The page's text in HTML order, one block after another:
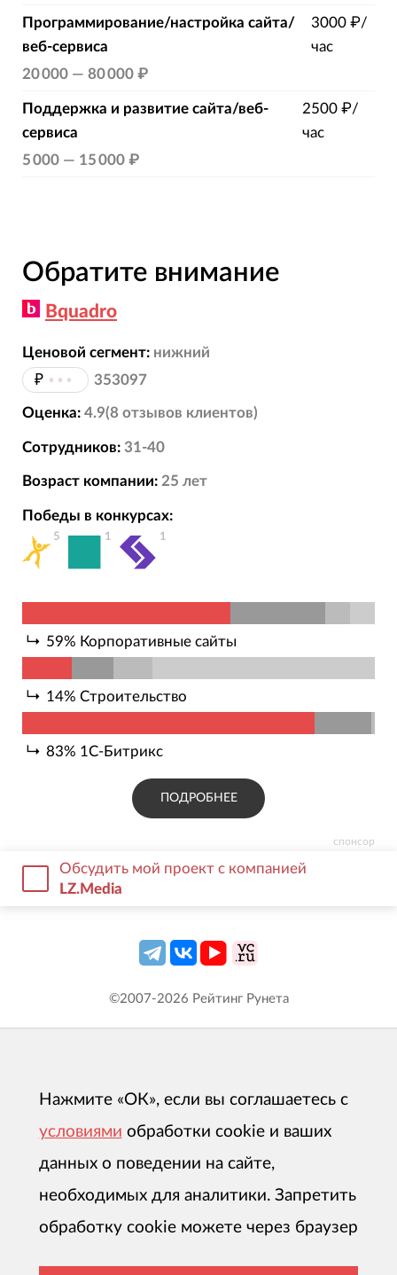
Программирование/настройка сайта/
веб-сервиса
3000 ₽/
час
20 000— 80 000 ₽
Поддержка и развитие сайта/веб-
сервиса
2500 ₽/
час
5 000— 15 000 ₽
спонсор
Обратите внимание
Bquadro
Ценовой сегмент: нижний
₽ ••• 353097
Оценка: 4.9(8 отзывов клиентов)
Сотрудников: 31-40
Возраст компании: 25 лет
Победы в конкурсах:
5 1 1
59% Корпоративные сайты
14% Строительство
83% 1С-Битрикс
ПОДРОБНЕЕ
Обсудить мой проект с компанией
LZ.Media
©2007-2026 Рейтинг Рунета
Нажмите «ОК», если вы соглашаетесь с
условиями обработки cookie и ваших
данных о поведении на сайте,
необходимых для аналитики. Запретить
обработку cookie можете через браузер